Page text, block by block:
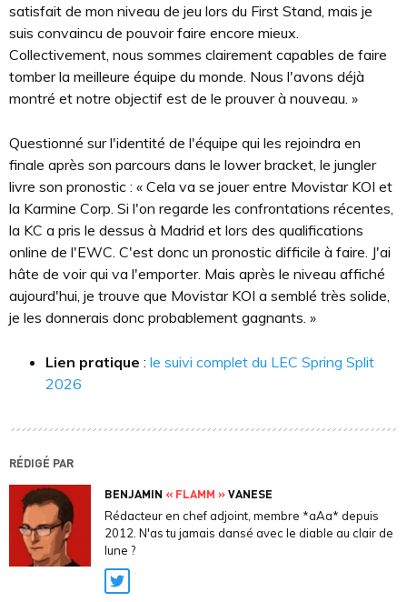
satisfait de mon niveau de jeu lors du First Stand, mais je
suis convaincu de pouvoir faire encore mieux.
Collectivement, nous sommes clairement capables de faire
tomber la meilleure équipe du monde. Nous l'avons déjà
montré et notre objectif est de le prouver à nouveau. »
Questionné sur l'identité de l'équipe qui les rejoindra en
finale après son parcours dans le lower bracket, le jungler
livre son pronostic : « Cela va se jouer entre Movistar KOI et
la Karmine Corp. Si l'on regarde les confrontations récentes,
la KC a pris le dessus à Madrid et lors des qualifications
online de l'EWC. C'est donc un pronostic difficile à faire. J'ai
hâte de voir qui va l'emporter. Mais après le niveau affiché
aujourd'hui, je trouve que Movistar KOI a semblé très solide,
je les donnerais donc probablement gagnants. »
Lien pratique : le suivi complet du LEC Spring Split
2026
RÉDIGÉ PAR
BENJAMIN « FLAMM »VANESE
Rédacteur en chef adjoint, membre *aAa* depuis
2012. N'as tu jamais dansé avec le diable au clair de
lune ?
Twitter